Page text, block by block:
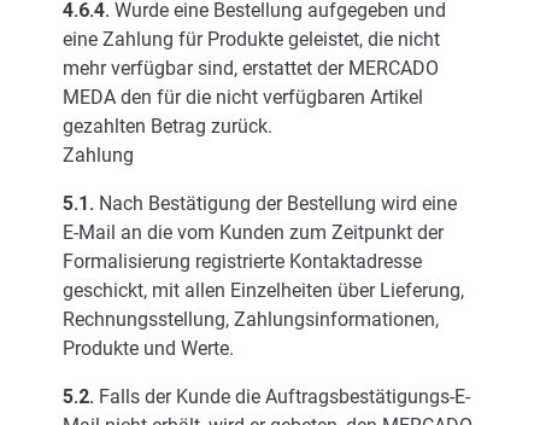
4.6.4. Wurde eine Bestellung aufgegeben und
eine Zahlung für Produkte geleistet, die nicht
mehr verfügbar sind, erstattet der MERCADO
MEDA den für die nicht verfügbaren Artikel
gezahlten Betrag zurück.
Zahlung
5.1. Nach Bestätigung der Bestellung wird eine
E-Mail an die vom Kunden zum Zeitpunkt der
Formalisierung registrierte Kontaktadresse
geschickt, mit allen Einzelheiten über Lieferung,
Rechnungsstellung, Zahlungsinformationen,
Produkte und Werte.
5.2. Falls der Kunde die Auftragsbestätigungs-E-